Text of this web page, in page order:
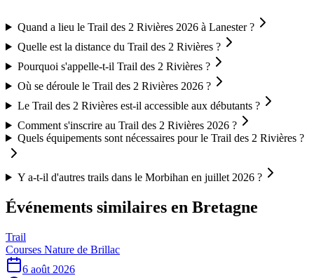
Quand a lieu le Trail des 2 Rivières 2026 à Lanester ?
Quelle est la distance du Trail des 2 Rivières ?
Pourquoi s'appelle-t-il Trail des 2 Rivières ?
Où se déroule le Trail des 2 Rivières 2026 ?
Le Trail des 2 Rivières est-il accessible aux débutants ?
Comment s'inscrire au Trail des 2 Rivières 2026 ?
Quels équipements sont nécessaires pour le Trail des 2 Rivières ?
Y a-t-il d'autres trails dans le Morbihan en juillet 2026 ?
Événements similaires en Bretagne
Trail
Courses Nature de Brillac
6 août 2026